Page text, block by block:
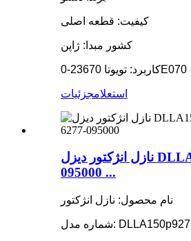
کیفیت: قطعه اصلی
کشور مبدا: ژاپن
کاربرد: تویوتا 23670-0E070
استعلامجزئیات
نازل انژکتور دیزل DLLA150p927 برای
095000 ...
نام محصول: نازل انژکتور
شماره مدل: DLLA150p927